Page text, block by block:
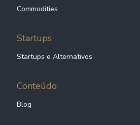
Commodities
Startups
Startups e Alternativos
Conteúdo
Blog